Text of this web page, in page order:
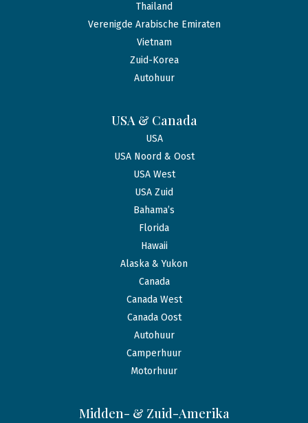
Thailand
Verenigde Arabische Emiraten
Vietnam
Zuid-Korea
Autohuur
USA & Canada
USA
USA Noord & Oost
USA West
USA Zuid
Bahama’s
Florida
Hawaii
Alaska & Yukon
Canada
Canada West
Canada Oost
Autohuur
Camperhuur
Motorhuur
Midden- & Zuid-Amerika